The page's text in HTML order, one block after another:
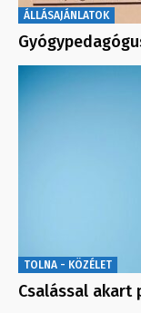
ÁLLÁSAJÁNLATOK
TOLNA - KÖZÉLET
Csalással akart